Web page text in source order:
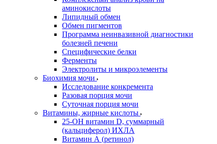
аминокислоты
Липидный обмен
Обмен пигментов
Программа неинвазивной диагностики
болезней печени
Специфические белки
Ферменты
Электролиты и микроэлементы
Биохимия мочи
Исследование конкремента
Разовая порция мочи
Суточная порция мочи
Витамины, жирные кислоты
25-OH витамин D, суммарный
(кальциферол) ИХЛА
Витамин А (ретинол)